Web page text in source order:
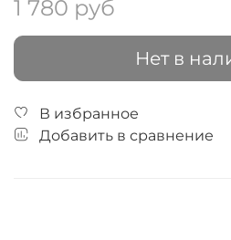
1 780 руб
Нет в
В избранное
Добавить в сравнение